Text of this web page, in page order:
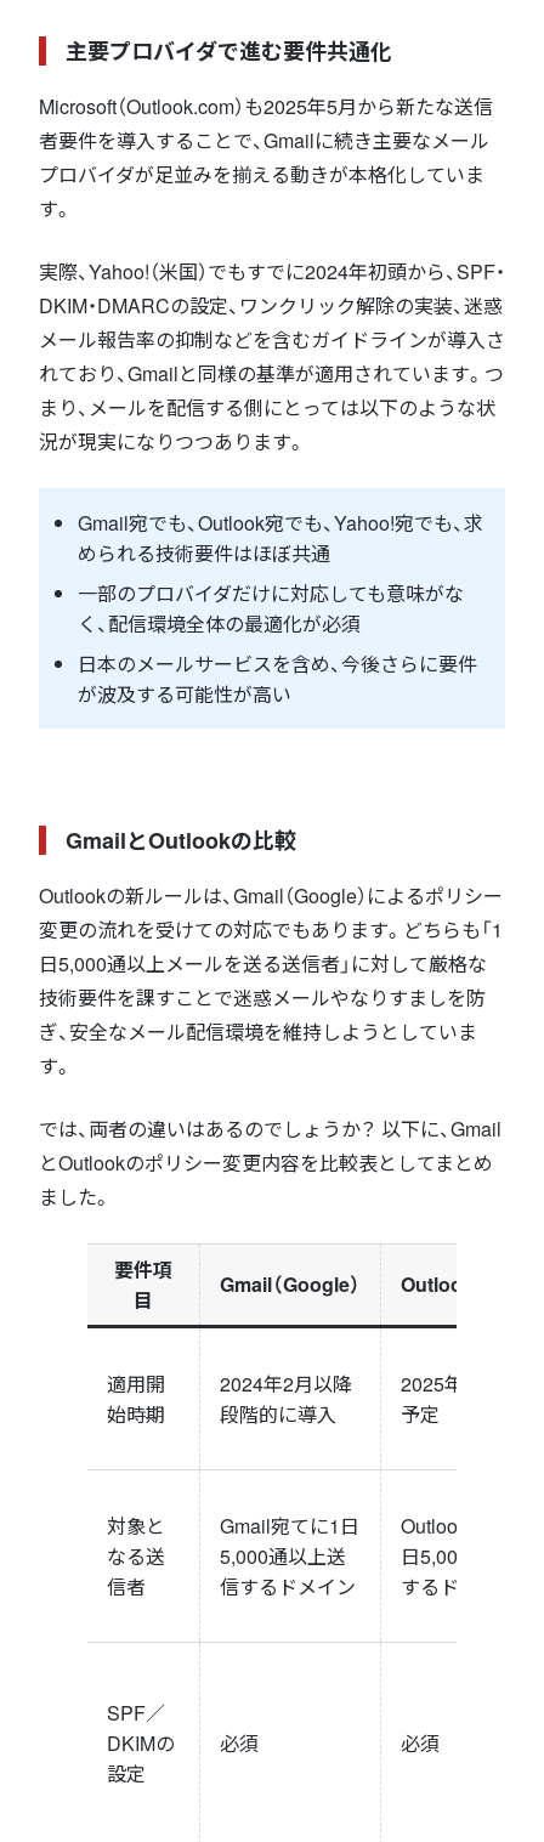
主要プロバイダで進む要件共通化
Microsoft（Outlook.com）も2025年5月から新たな送信
者要件を導入することで、Gmailに続き主要なメール
プロバイダが足並みを揃える動きが本格化していま
す。
実際、Yahoo!（米国）でもすでに2024年初頭から、SPF・
DKIM・DMARCの設定、ワンクリック解除の実装、迷惑
メール報告率の抑制などを含むガイドラインが導入さ
れており、Gmailと同様の基準が適用されています。つ
まり、メールを配信する側にとっては以下のような状
況が現実になりつつあります。
Gmail宛でも、Outlook宛でも、Yahoo!宛でも、求
められる技術要件はほぼ共通
一部のプロバイダだけに対応しても意味がな
く、配信環境全体の最適化が必須
日本のメールサービスを含め、今後さらに要件
が波及する可能性が高い
GmailとOutlookの比較
Outlookの新ルールは、Gmail（Google）によるポリシー
変更の流れを受けての対応でもあります。どちらも「1
日5,000通以上メールを送る送信者」に対して厳格な
技術要件を課すことで迷惑メールやなりすましを防
ぎ、安全なメール配信環境を維持しようとしていま
す。
では、両者の違いはあるのでしょうか？ 以下に、Gmail
とOutlookのポリシー変更内容を比較表としてまとめ
ました。
要件項
目
Gmail（Google） Outlook（
適用開
始時期
2024年2月以降
段階的に導入
2025年5月から
予定
対象と
なる送
信者
Gmail宛てに1日
5,000通以上送
信するドメイン
Outlook.com宛
日5,000通以上
するドメイン
SPF／
DKIMの
設定
必須 必須